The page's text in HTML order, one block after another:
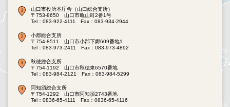
山口市役所本庁舎（山口総合支所）
〒753-8650 山口市亀山町2番1号
Tel：083-922-4111
Fax：083-934-2944
小郡総合支所
〒754-8511 山口市小郡下郷609番地1
Tel：083-973-2411
Fax：083-973-4892
秋穂総合支所
〒754-1192 山口市秋穂東6570番地
Tel：083-984-2121
Fax：083-984-5299
阿知須総合支所
〒754-1292 山口市阿知須2743番地
Tel：0836-65-4111
Fax：0836-65-4116